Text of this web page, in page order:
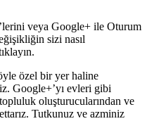
veya Google+ ile Oturum
sizi nasıl
özel bir yer haline
Google+’yı evleri gibi
oluşturucularından ve
Tutkunuz ve azminiz